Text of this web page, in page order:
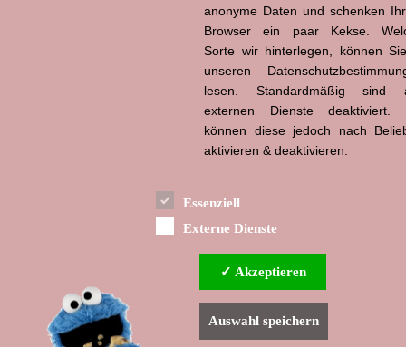
anonyme Daten und schenken
Browser ein paar Kekse.
Sorte wir hinterlegen, können
unseren
lesen. Standardmäßig sind
externen Dienste deaktiviert.
können diese jedoch nach
aktivieren & deaktivieren.
Essenziell
Externe Dienste
✓ Akzeptieren
Auswahl speichern